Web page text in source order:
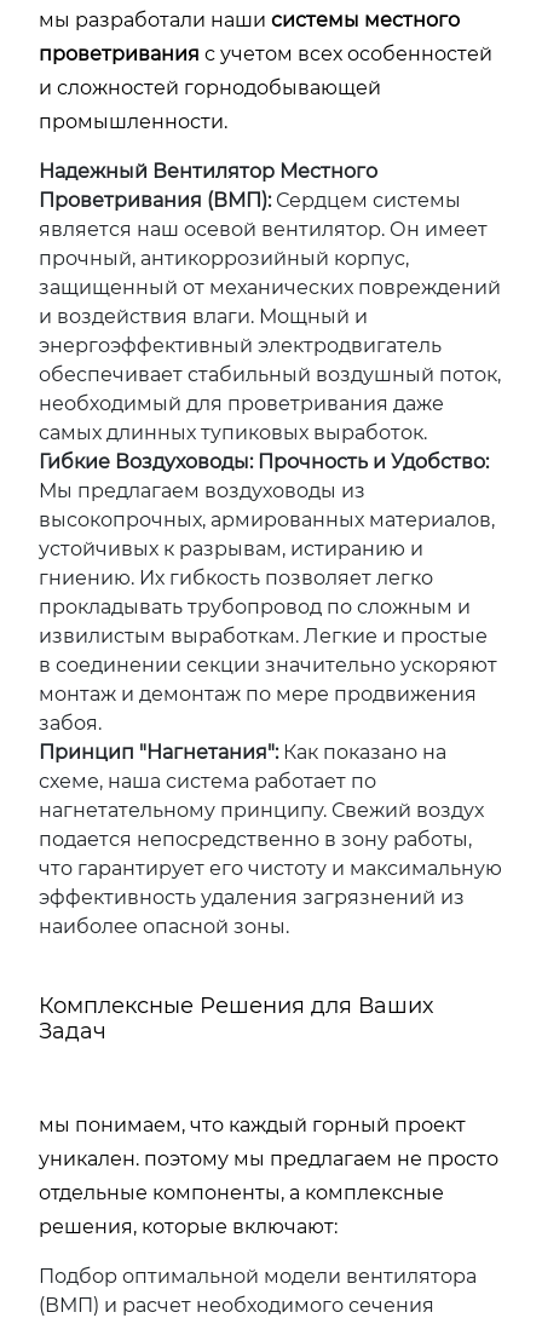
мы разработали наши системы местного
проветривания с учетом всех особенностей
и сложностей горнодобывающей
промышленности.
Надежный Вентилятор Местного
Проветривания (ВМП):Сердцем системы
является наш осевой вентилятор. Он имеет
прочный, антикоррозийный корпус,
защищенный от механических повреждений
и воздействия влаги. Мощный и
энергоэффективный электродвигатель
обеспечивает стабильный воздушный поток,
необходимый для проветривания даже
самых длинных тупиковых выработок.
Гибкие Воздуховоды: Прочность и Удобство:
Мы предлагаем воздуховоды из
высокопрочных, армированных материалов,
устойчивых к разрывам, истиранию и
гниению. Их гибкость позволяет легко
прокладывать трубопровод по сложным и
извилистым выработкам. Легкие и простые
в соединении секции значительно ускоряют
монтаж и демонтаж по мере продвижения
забоя.
Принцип "Нагнетания":Как показано на
схеме, наша система работает по
нагнетательному принципу. Свежий воздух
подается непосредственно в зону работы,
что гарантирует его чистоту и максимальную
эффективность удаления загрязнений из
наиболее опасной зоны.
Комплексные Решения для Ваших
Задач
мы понимаем, что каждый горный проект
уникален. поэтому мы предлагаем не просто
отдельные компоненты, а комплексные
решения, которые включают:
Подбор оптимальной модели вентилятора
(ВМП) и расчет необходимого сечения